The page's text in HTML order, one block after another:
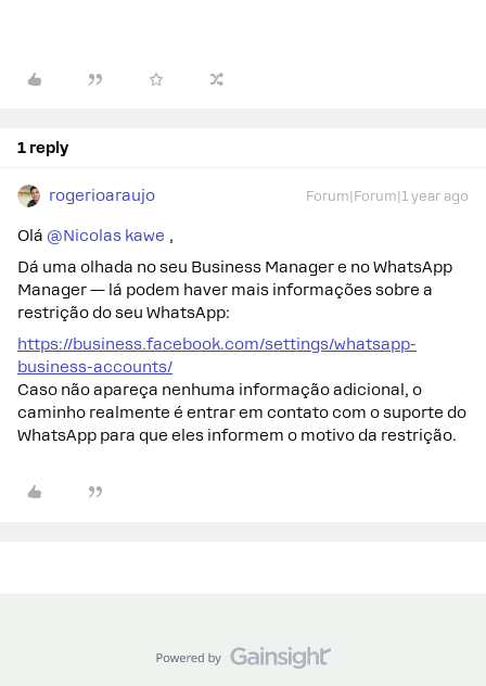
1 reply
rogerioaraujo Forum|Forum|1 year ago
Olá ​ @Nicolas kawe ,
Dá uma olhada no seu Business Manager e no WhatsApp
Manager — lá podem haver mais informações sobre a
restrição do seu WhatsApp:
https://business.facebook.com/settings/whatsapp-
business-accounts/
Caso não apareça nenhuma informação adicional, o
caminho realmente é entrar em contato com o suporte do
WhatsApp para que eles informem o motivo da restrição.